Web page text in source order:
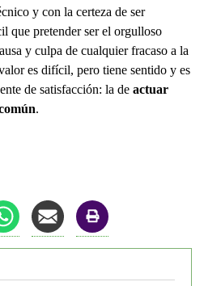
y con la certeza de ser
que pretender ser el orgulloso
y culpa de cualquier fracaso a la
es difícil, pero tiene sentido y es
de satisfacción: la de actuar
.